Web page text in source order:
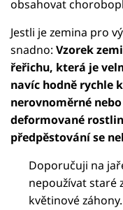
obsahovat
Jestli je zemina pro
snadno: Vzorek
řeřichu, která je
navíc hodně rychle
nerovnoměrné
deformované
předpěstování se
Doporučuji na
nepoužívat staré
květinové záhony.